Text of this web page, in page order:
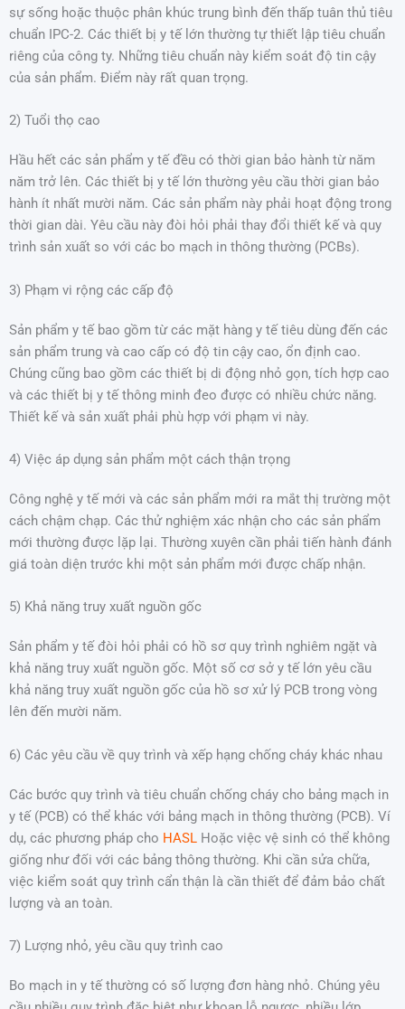
sự sống hoặc thuộc phân khúc trung bình đến thấp tuân thủ tiêu
chuẩn IPC-2. Các thiết bị y tế lớn thường tự thiết lập tiêu chuẩn
riêng của công ty. Những tiêu chuẩn này kiểm soát độ tin cậy
của sản phẩm. Điểm này rất quan trọng.
2) Tuổi thọ cao
Hầu hết các sản phẩm y tế đều có thời gian bảo hành từ năm
năm trở lên. Các thiết bị y tế lớn thường yêu cầu thời gian bảo
hành ít nhất mười năm. Các sản phẩm này phải hoạt động trong
thời gian dài. Yêu cầu này đòi hỏi phải thay đổi thiết kế và quy
trình sản xuất so với các bo mạch in thông thường (PCBs).
3) Phạm vi rộng các cấp độ
Sản phẩm y tế bao gồm từ các mặt hàng y tế tiêu dùng đến các
sản phẩm trung và cao cấp có độ tin cậy cao, ổn định cao.
Chúng cũng bao gồm các thiết bị di động nhỏ gọn, tích hợp cao
và các thiết bị y tế thông minh đeo được có nhiều chức năng.
Thiết kế và sản xuất phải phù hợp với phạm vi này.
4) Việc áp dụng sản phẩm một cách thận trọng
Công nghệ y tế mới và các sản phẩm mới ra mắt thị trường một
cách chậm chạp. Các thử nghiệm xác nhận cho các sản phẩm
mới thường được lặp lại. Thường xuyên cần phải tiến hành đánh
giá toàn diện trước khi một sản phẩm mới được chấp nhận.
5) Khả năng truy xuất nguồn gốc
Sản phẩm y tế đòi hỏi phải có hồ sơ quy trình nghiêm ngặt và
khả năng truy xuất nguồn gốc. Một số cơ sở y tế lớn yêu cầu
khả năng truy xuất nguồn gốc của hồ sơ xử lý PCB trong vòng
lên đến mười năm.
6) Các yêu cầu về quy trình và xếp hạng chống cháy khác nhau
Các bước quy trình và tiêu chuẩn chống cháy cho bảng mạch in
y tế (PCB) có thể khác với bảng mạch in thông thường (PCB). Ví
dụ, các phương pháp cho HASL Hoặc việc vệ sinh có thể không
giống như đối với các bảng thông thường. Khi cần sửa chữa,
việc kiểm soát quy trình cẩn thận là cần thiết để đảm bảo chất
lượng và an toàn.
7) Lượng nhỏ, yêu cầu quy trình cao
Bo mạch in y tế thường có số lượng đơn hàng nhỏ. Chúng yêu